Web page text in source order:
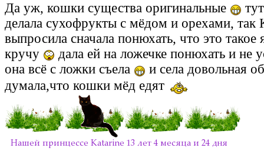
Да уж, кошки существа оригинальные
делала сухофрукты с мёдом и орехами, так
выпросила сначала понюхать, что это такое
кручу
дала ей на ложечке понюхать и не
она всё с ложки съела
и села довольная
думала,что кошки мёд едят